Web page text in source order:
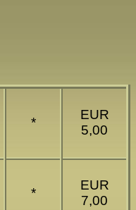
*
EUR
5,00
*
EUR
7,00